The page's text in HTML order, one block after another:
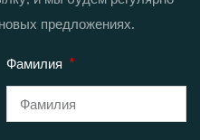
предложениях.
Фамилия